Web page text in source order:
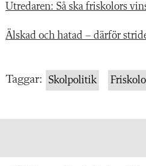
Utredaren: Så ska friskolors
Älskad och hatad – därför
Taggar: Skolpolitik